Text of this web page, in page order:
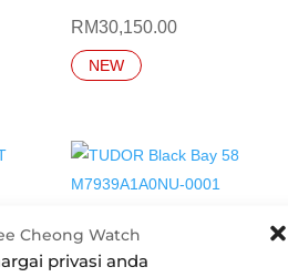
privasi anda
RM30,150.00
NEW
TUDOR
BLACK BAY 58